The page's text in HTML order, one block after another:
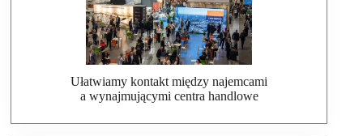
Ułatwiamy kontakt między najemcami
a wynajmującymi centra handlowe